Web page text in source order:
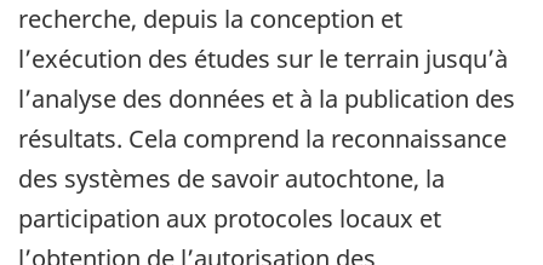
recherche, depuis la conception et
l’exécution des études sur le terrain jusqu’à
l’analyse des données et à la publication des
résultats. Cela comprend la reconnaissance
des systèmes de savoir autochtone, la
participation aux protocoles locaux et
l’obtention de l’autorisation des